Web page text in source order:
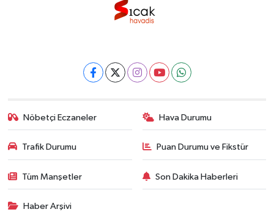
Nöbetçi Eczaneler Hava Durumu
Trafik Durumu Puan Durumu ve Fikstür
Tüm Manşetler Son Dakika Haberleri
Haber Arşivi